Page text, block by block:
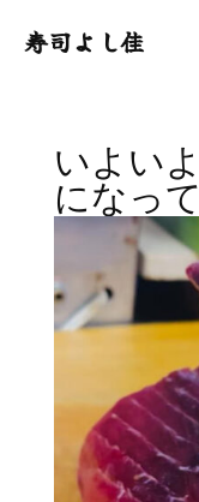
寿司よし佳
いよい
になっ